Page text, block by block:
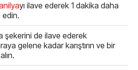
yı ilave ederek 1 dakika daha
edin.
şekerini de ilave ederek
gelene kadar karıştırın ve bir